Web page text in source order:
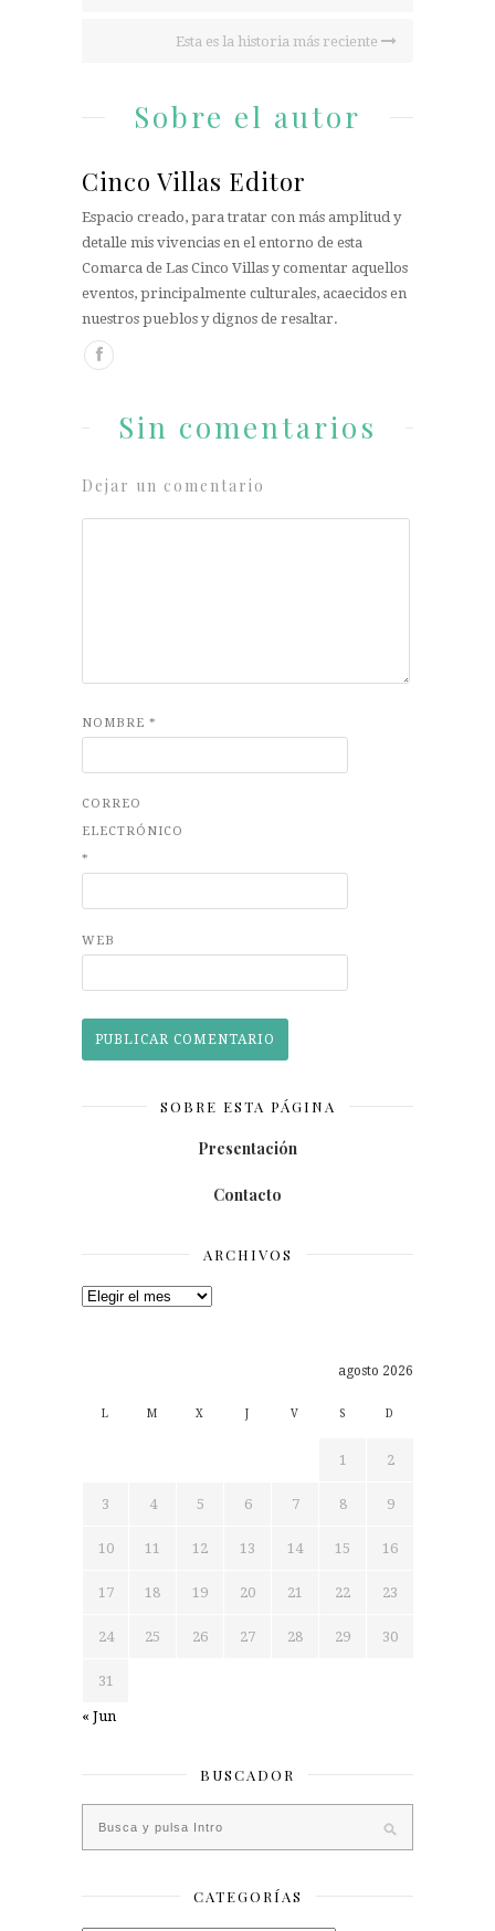
Esta es la historia más reciente
Sobre el autor
Cinco Villas Editor
Espacio creado, para tratar con más amplitud y
detalle mis vivencias en el entorno de esta
Comarca de Las Cinco Villas y comentar aquellos
eventos, principalmente culturales, acaecidos en
nuestros pueblos y dignos de resaltar.
Sin comentarios
Dejar un comentario
NOMBRE *
CORREO
ELECTRÓNICO
*
WEB
SOBRE ESTA PÁGINA
Presentación
Contacto
ARCHIVOS
Archivos
agosto 2026
L M X J V S D
1 2
3 4 5 6 7 8 9
10 11 12 13 14 15 16
17 18 19 20 21 22 23
24 25 26 27 28 29 30
31
« Jun
BUSCADOR
CATEGORÍAS